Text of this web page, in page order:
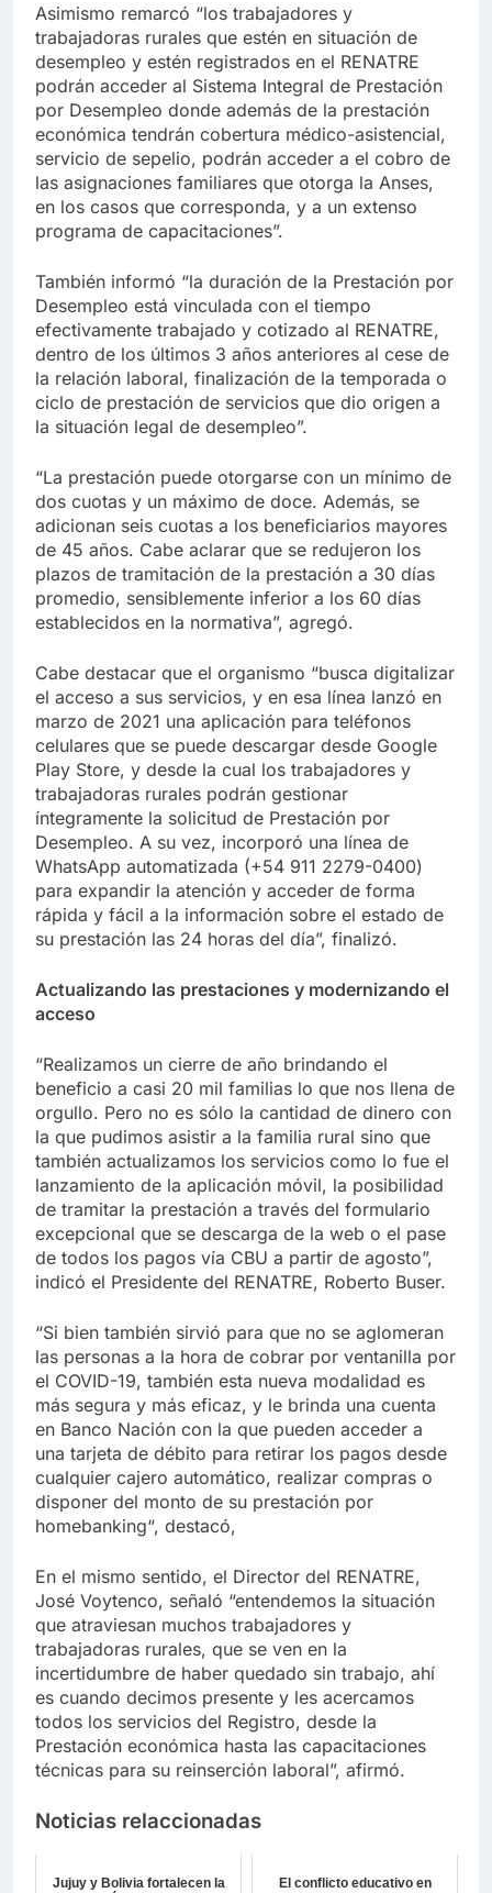
Asimismo remarcó “los trabajadores y
trabajadoras rurales que estén en situación de
desempleo y estén registrados en el RENATRE
podrán acceder al Sistema Integral de Prestación
por Desempleo donde además de la prestación
económica tendrán cobertura médico-asistencial,
servicio de sepelio, podrán acceder a el cobro de
las asignaciones familiares que otorga la Anses,
en los casos que corresponda, y a un extenso
programa de capacitaciones”.
También informó “la duración de la Prestación por
Desempleo está vinculada con el tiempo
efectivamente trabajado y cotizado al RENATRE,
dentro de los últimos 3 años anteriores al cese de
la relación laboral, finalización de la temporada o
ciclo de prestación de servicios que dio origen a
la situación legal de desempleo”.
“La prestación puede otorgarse con un mínimo de
dos cuotas y un máximo de doce. Además, se
adicionan seis cuotas a los beneficiarios mayores
de 45 años. Cabe aclarar que se redujeron los
plazos de tramitación de la prestación a 30 días
promedio, sensiblemente inferior a los 60 días
establecidos en la normativa”, agregó.
Cabe destacar que el organismo “busca digitalizar
el acceso a sus servicios, y en esa línea lanzó en
marzo de 2021 una aplicación para teléfonos
celulares que se puede descargar desde Google
Play Store, y desde la cual los trabajadores y
trabajadoras rurales podrán gestionar
íntegramente la solicitud de Prestación por
Desempleo. A su vez, incorporó una línea de
WhatsApp automatizada (+54 911 2279-0400)
para expandir la atención y acceder de forma
rápida y fácil a la información sobre el estado de
su prestación las 24 horas del día”, finalizó.
Actualizando las prestaciones y modernizando el
acceso
“Realizamos un cierre de año brindando el
beneficio a casi 20 mil familias lo que nos llena de
orgullo. Pero no es sólo la cantidad de dinero con
la que pudimos asistir a la familia rural sino que
también actualizamos los servicios como lo fue el
lanzamiento de la aplicación móvil, la posibilidad
de tramitar la prestación a través del formulario
excepcional que se descarga de la web o el pase
de todos los pagos vía CBU a partir de agosto”,
indicó el Presidente del RENATRE, Roberto Buser.
“Si bien también sirvió para que no se aglomeran
las personas a la hora de cobrar por ventanilla por
el COVID-19, también esta nueva modalidad es
más segura y más eficaz, y le brinda una cuenta
en Banco Nación con la que pueden acceder a
una tarjeta de débito para retirar los pagos desde
cualquier cajero automático, realizar compras o
disponer del monto de su prestación por
homebanking“, destacó,
En el mismo sentido, el Director del RENATRE,
José Voytenco, señaló “entendemos la situación
que atraviesan muchos trabajadores y
trabajadoras rurales, que se ven en la
incertidumbre de haber quedado sin trabajo, ahí
es cuando decimos presente y les acercamos
todos los servicios del Registro, desde la
Prestación económica hasta las capacitaciones
técnicas para su reinserción laboral”, afirmó.
Noticias relaccionadas
Jujuy y Bolivia fortalecen la
El conflicto educativo en